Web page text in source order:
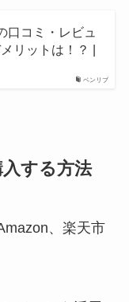
ベンリブ
口コミ・レビュ
リットは！？ |
する方法
、楽天市